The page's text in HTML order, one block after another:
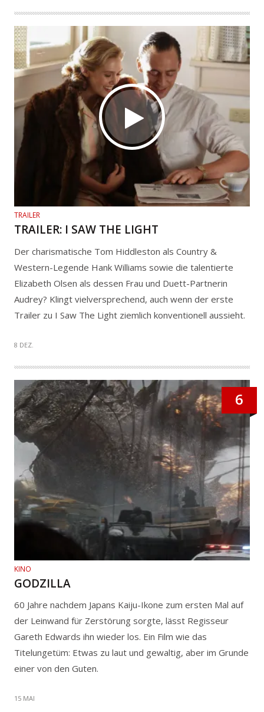
TRAILER
TRAILER: I SAW THE LIGHT
Der charismatische Tom Hiddleston als Country &
Western-Legende Hank Williams sowie die talentierte
Elizabeth Olsen als dessen Frau und Duett-Partnerin
Audrey? Klingt vielversprechend, auch wenn der erste
Trailer zu I Saw The Light ziemlich konventionell aussieht.
8 DEZ.
6
KINO
GODZILLA
60 Jahre nachdem Japans Kaiju-Ikone zum ersten Mal auf
der Leinwand für Zerstörung sorgte, lässt Regisseur
Gareth Edwards ihn wieder los. Ein Film wie das
Titelungetüm: Etwas zu laut und gewaltig, aber im Grunde
einer von den Guten.
15 MAI